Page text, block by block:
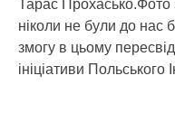
Тарас Прохасько.Фото
ніколи не були до нас
змогу в цьому
ініціативи Польського